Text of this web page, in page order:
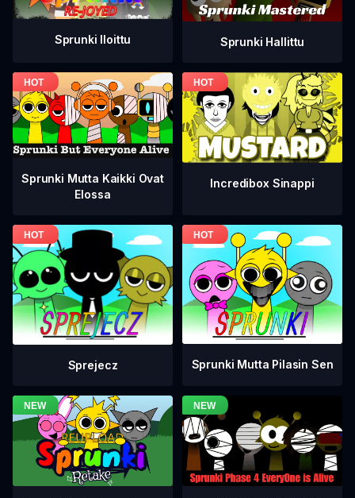
Sprunki Iloittu Sprunki Hallittu
Sprunki Mutta Kaikki Ovat
Elossa
Incredibox Sinappi
Sprejecz Sprunki Mutta Pilasin Sen